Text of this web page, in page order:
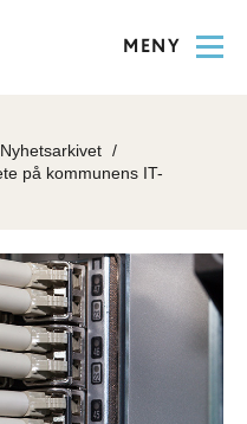
MENY
Nyhetsarkivet
på kommunens IT-